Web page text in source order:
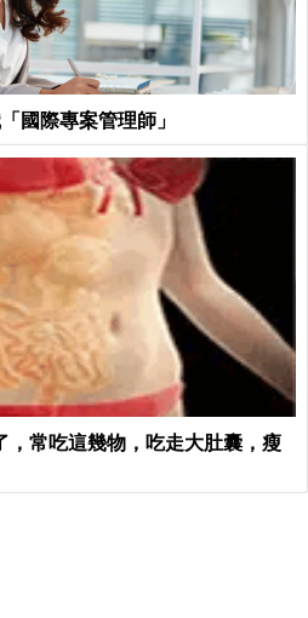
國際專案管理師」
，常吃這幾物，吃走大肚囊，瘦